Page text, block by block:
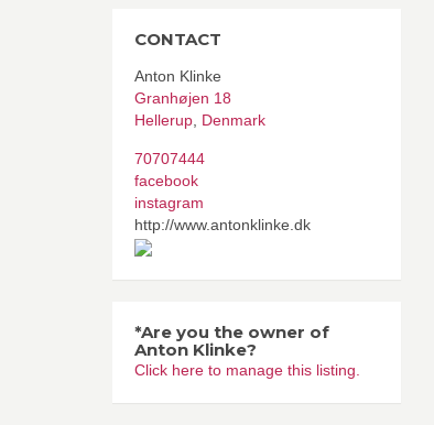
CONTACT
Anton Klinke
Granhøjen 18
Hellerup Denmark
70707444
facebook
instagram
http://www.antonklinke.dk
*Are you the owner of
Anton Klinke?
Click here to manage this listing.